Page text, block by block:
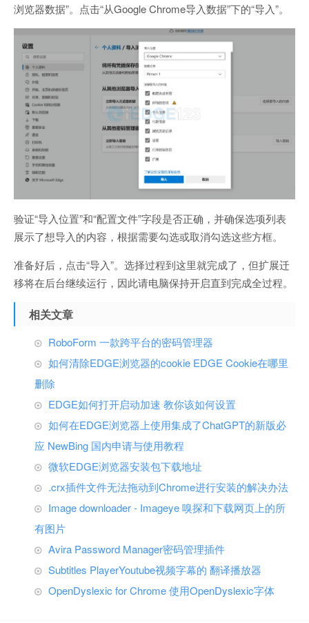
浏览器数据”。点击“从Google Chrome导入数据”下的“导入”。
验证“导入位置”和“配置文件”字段是否正确，并确保选项列表
展示了想导入的内容，根据需要勾选或取消勾选这些方框。
准备好后，点击“导入”。选择过程到这里就完成了，但扩展迁
移将在后台继续运行，因此请电脑保持开启直到完成全过程。
相关文章
RoboForm 一款跨平台的密码管理器
如何清除EDGE浏览器的cookie EDGE Cookie在哪里
删除
EDGE如何打开启动加速 教你该如何设置
如何在EDGE浏览器上使用集成了ChatGPT的新版必
应 NewBing 国内申请与使用教程
微软EDGE浏览器安装包下载地址
.crx插件文件无法拖动到Chrome进行安装的解决办法
Image downloader - Imageye 嗅探和下载网页上的所
有图片
Avira Password Manager密码管理插件
Subtitles PlayerYoutube视频字幕的 翻译播放器
OpenDyslexic for Chrome 使用OpenDyslexic字体